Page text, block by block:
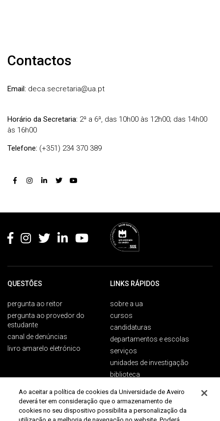
Contactos
Email: deca.secretaria@ua.pt
Horário da Secretaria: 2ª a 6ª, das 10h00 às 12h00; das 14h00
às 16h00
Telefone: (+351) 234 370 389
QUESTÕES
pergunta ao reitor
pergunta ao provedor do
estudante
canal de denúncias
livro amarelo eletrónico
LINKS RÁPIDOS
sobre a ua
cursos
candidaturas
departamentos e escolas
serviços
unidades de investigação
biblioteca
PÚBLICOS CONTACTOS
Ao aceitar a política de cookies da Universidade de Aveiro
deverá ter em consideração que o armazenamento de
cookies no seu dispositivo possibilita a personalização da